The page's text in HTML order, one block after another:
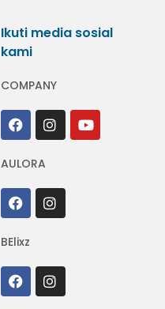
Ikuti media sosial
kami
COMPANY
AULORA
BElixz